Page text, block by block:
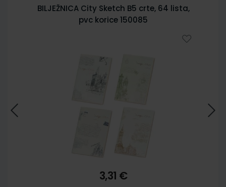
BILJEŽNICA City Sketch B5 crte, 64 lista,
pvc korice 150085
3,31 €